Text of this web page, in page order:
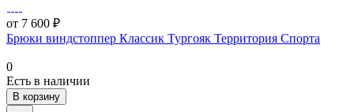
от 7 600 ₽
Брюки виндстоппер Классик Тургояк Территория Спорта
0
Есть в наличии
В корзину